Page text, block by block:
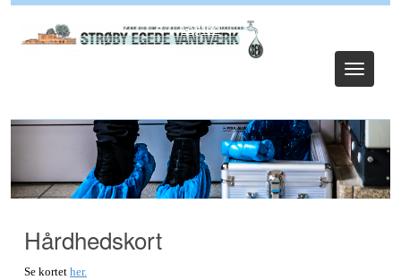
Log ind
Toggle
Hårdhedskort
Se kortet her.